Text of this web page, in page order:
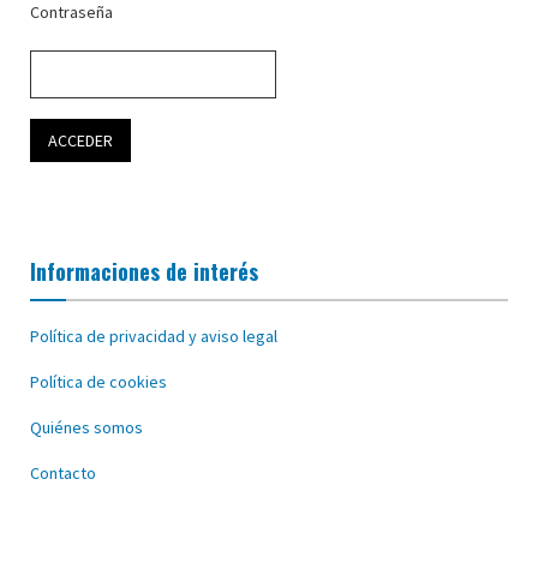
Contraseña
Informaciones de interés
Política de privacidad y aviso legal
Política de cookies
Quiénes somos
Contacto